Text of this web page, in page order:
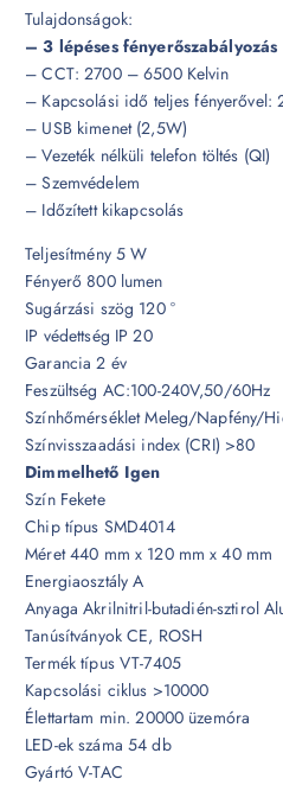
Tulajdonságok:
– 3 lépéses fényerőszabályozás
– CCT: 2700 – 6500 Kelvin
– Kapcsolási idő teljes fényerővel:
– USB kimenet (2,5W)
– Vezeték nélküli telefon töltés (QI)
– Szemvédelem
– Időzített kikapcsolás
Teljesítmény 5 W
Fényerő 800 lumen
Sugárzási szög 120 °
IP védettség IP 20
Garancia 2 év
Feszültség AC:100-240V,50/60Hz
Színhőmérséklet Meleg/Napfény/
Színvisszaadási index (CRI) >80
Dimmelhető Igen
Szín Fekete
Chip típus SMD4014
Méret 440 mm x 120 mm x 40 mm
Energiaosztály A
Anyaga Akrilnitril-butadién-sztirol
Tanúsítványok CE, ROSH
Termék típus VT-7405
Kapcsolási ciklus >10000
Élettartam min. 20000 üzemóra
LED-ek száma 54 db
Gyártó V-TAC